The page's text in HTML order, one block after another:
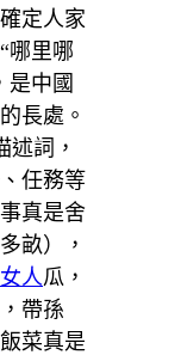
定人家
哪里哪
是中國
長處。
述詞，
任務等
真是舍
畝），
人瓜，
帶孫
飯菜真是